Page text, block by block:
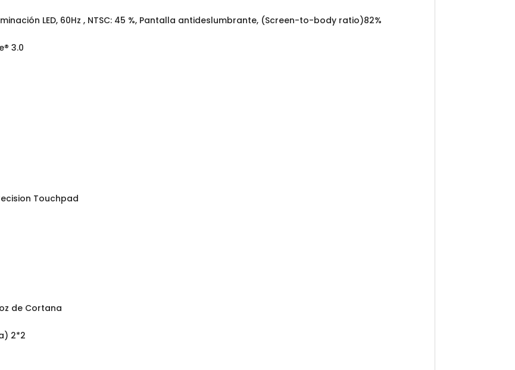
LED, 60Hz , NTSC: 45 %, Pantalla antideslumbrante, (Screen-to-body ratio)82%
3.0
Touchpad
de Cortana
2*2